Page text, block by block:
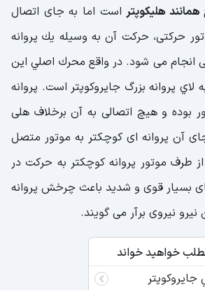
هليكوپتراست اما به جای اتصال
حركتی، حركت آن به وسيله يك پروانه
انجام می شود. در واقع محرك اصلي اين
لاي پروانه بزرگ جايروكوپتر است. پروانه
بوده و هيچ اتصالی به آن برخلاف هلی
جای آن پروانه ای كوچكتر به موتور متصل
طرف موتور پروانه كوچكتر به حركت در
بسيار قوی و شديد باعث چرخش پروانه
نيروی برآر می گويند.
خواهید خواند